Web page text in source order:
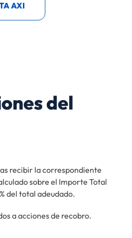
AXI
del
recibir la correspondiente
sobre el Importe Total
del total adeudado.
a acciones de recobro.